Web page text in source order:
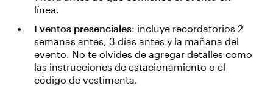
línea.
Eventos presenciales: incluye recordatorios 2
semanas antes, 3 días antes y la mañana del
evento. No te olvides de agregar detalles como
las instrucciones de estacionamiento o el
código de vestimenta.